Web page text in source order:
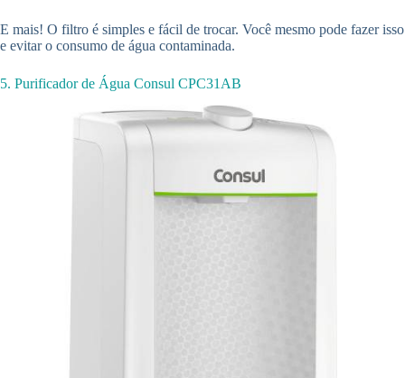
E mais! O filtro é simples e fácil de trocar. Você mesmo pode fazer isso
e evitar o consumo de água contaminada.
5. Purificador de Água Consul CPC31AB